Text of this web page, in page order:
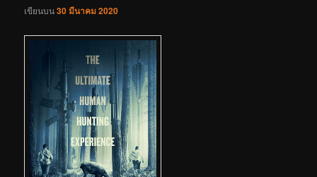
เขียนบน30 มีนาคม 2020